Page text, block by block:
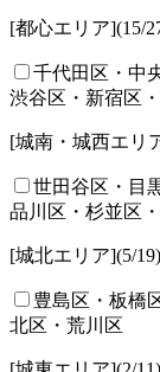
[都心エリア](15/
千代田区・中
渋谷区・新宿区
[城南・城西エリ
世田谷区・目
品川区・杉並区
[城北エリア](5/19)
豊島区・板橋
北区・荒川区